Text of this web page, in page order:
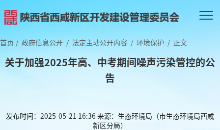
首页 / 政府信息公开 / 法定主动公开内容 / 环境保护 / 正文
关于加强2025年高、中考期间噪声污染管控的公
告
发布时间：2025-05-21 16:36来源：生态环境局（市生态环境局西咸
新区分局）